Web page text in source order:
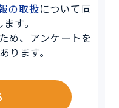
の取扱について同
す。
め、アンケートを
ります。